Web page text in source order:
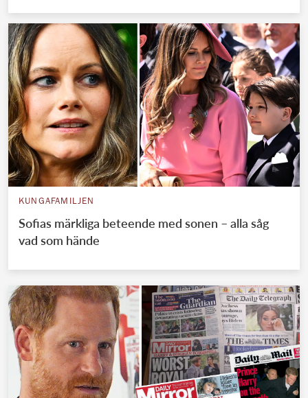
KUNGAFAMILJEN
Sofias märkliga beteende med sonen – alla såg
vad som hände